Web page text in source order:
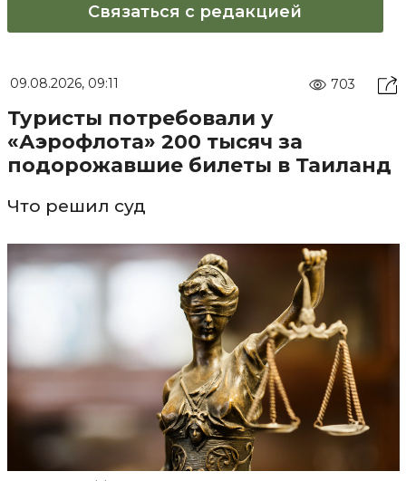
Связаться с редакцией
09.08.2026, 09:11 703
Туристы потребовали у
«Аэрофлота» 200 тысяч за
подорожавшие билеты в Таиланд
Что решил суд